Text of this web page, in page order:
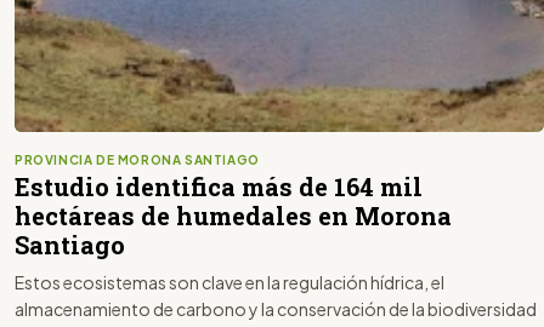
PROVINCIA DE MORONA SANTIAGO
Estudio identifica más de 164 mil
hectáreas de humedales en Morona
Santiago
Estos ecosistemas son clave en la regulación hídrica, el
almacenamiento de carbono y la conservación de la biodiversidad